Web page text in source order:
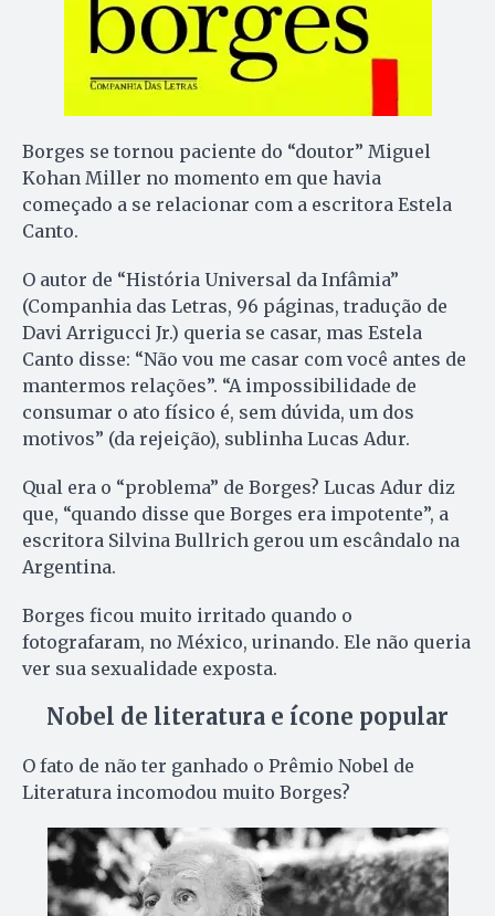
Borges se tornou paciente do “doutor” Miguel
Kohan Miller no momento em que havia
começado a se relacionar com a escritora Estela
Canto.
O autor de “História Universal da Infâmia”
(Companhia das Letras, 96 páginas, tradução de
Davi Arrigucci Jr.) queria se casar, mas Estela
Canto disse: “Não vou me casar com você antes de
mantermos relações”. “A impossibilidade de
consumar o ato físico é, sem dúvida, um dos
motivos” (da rejeição), sublinha Lucas Adur.
Qual era o “problema” de Borges? Lucas Adur diz
que, “quando disse que Borges era impotente”, a
escritora Silvina Bullrich gerou um escândalo na
Argentina.
Borges ficou muito irritado quando o
fotografaram, no México, urinando. Ele não queria
ver sua sexualidade exposta.
Nobel de literatura e ícone popular
O fato de não ter ganhado o Prêmio Nobel de
Literatura incomodou muito Borges?